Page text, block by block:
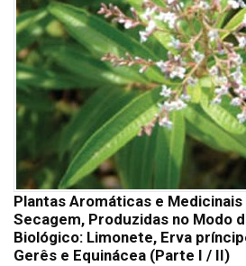
Plantas Aromáticas e
Secagem, Produzidas no Modo
Biológico: Limonete, Erva
Gerês e Equinácea (Parte I / II)